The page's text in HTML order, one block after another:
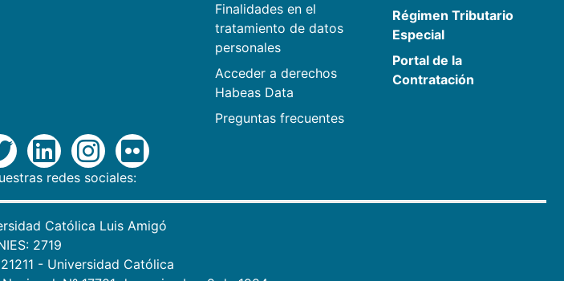
Finalidades en el
tratamiento de datos
personales
Acceder a derechos
Habeas Data
Preguntas frecuentes
Régimen Tributario
Especial
Portal de la
Contratación
redes sociales:
Católica Luis Amigó
2719
- Universidad Católica